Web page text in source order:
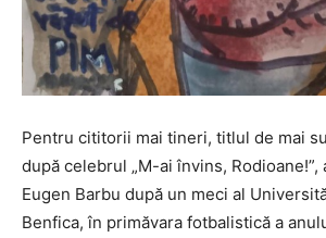
Pentru cititorii mai tineri, titlul de mai
după celebrul „M-ai învins,
Eugen Barbu după un meci al
Benfica, în primăvara fotbalistică a